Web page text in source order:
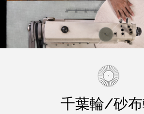
千葉輪/砂